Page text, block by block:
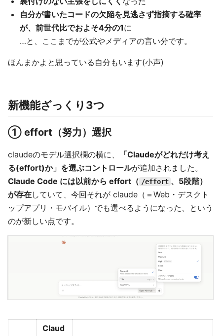
自分が書いたコードの欠陥を見逃さず指摘する確率
が、前世代比でおよそ4分の1に
…と、ここまでが公式やメディアの言い分です。
ほんまかよと思っている自分もいます(小声)
新機能ざっくり3つ
① effort（努力）選択
claudeのモデル選択欄の横に、
「Claudeがどれだけ考え
る(effort)か」を選ぶコントロールが追加されました。
Claude Code には以前から effort（ /effort 、5段階）
が存在していて、今回それが claude（＝Web・デスクト
ップアプリ・モバイル）でも選べるようになった、という
のが新しい点です。
Claud